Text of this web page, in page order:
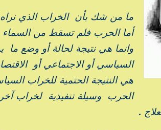
ما من شك بأن الخراب الذي
أما الحرب فلم تسقط من السماء
وانما هي نتيجة لحالة أو وضع
السياسي أو الاجتماعي أو
هي النتيجة الحتمية للخراب
الحرب وسيلة تنفيذية لخراب
.